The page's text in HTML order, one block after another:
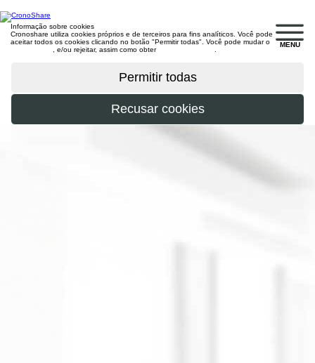
MENU
Informação sobre cookies
Cronoshare utiliza cookies próprios e de terceiros para fins analíticos. Você pode
aceitar todos os cookies clicando no botão "Permitir todas". Você pode mudar o
, e/ou rejeitar, assim como obter